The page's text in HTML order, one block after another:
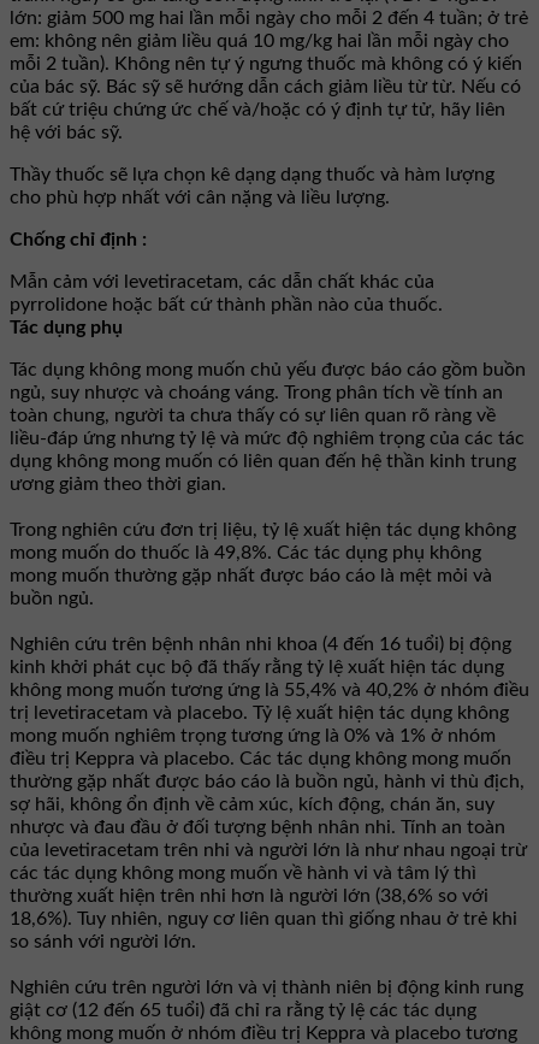
lớn: giảm 500 mg hai lần mỗi ngày cho mỗi 2 đến 4 tuần; ở trẻ
em: không nên giảm liều quá 10 mg/kg hai lần mỗi ngày cho
mỗi 2 tuần). Không nên tự ý ngưng thuốc mà không có ý kiến
của bác sỹ. Bác sỹ sẽ hướng dẫn cách giảm liều từ từ. Nếu có
bất cứ triệu chứng ức chế và/hoặc có ý định tự tử, hãy liên
hệ với bác sỹ.
Thầy thuốc sẽ lựa chọn kê dạng dạng thuốc và hàm lượng
cho phù hợp nhất với cân nặng và liều lượng.
Chống chỉ định :
Mẫn cảm với levetiracetam, các dẫn chất khác của
pyrrolidone hoặc bất cứ thành phần nào của thuốc.
Tác dụng phụ
Tác dụng không mong muốn chủ yếu được báo cáo gồm buồn
ngủ, suy nhược và choáng váng. Trong phân tích về tính an
toàn chung, người ta chưa thấy có sự liên quan rõ ràng về
liều-đáp ứng nhưng tỷ lệ và mức độ nghiêm trọng của các tác
dụng không mong muốn có liên quan đến hệ thần kinh trung
ương giảm theo thời gian.
Trong nghiên cứu đơn trị liệu, tỷ lệ xuất hiện tác dụng không
mong muốn do thuốc là 49,8%. Các tác dụng phụ không
mong muốn thường gặp nhất được báo cáo là mệt mỏi và
buồn ngủ.
Nghiên cứu trên bệnh nhân nhi khoa (4 đến 16 tuổi) bị động
kinh khởi phát cục bộ đã thấy rằng tỷ lệ xuất hiện tác dụng
không mong muốn tương ứng là 55,4% và 40,2% ở nhóm điều
trị levetiracetam và placebo. Tỷ lệ xuất hiện tác dụng không
mong muốn nghiêm trọng tương ứng là 0% và 1% ở nhóm
điều trị Keppra và placebo. Các tác dụng không mong muốn
thường gặp nhất được báo cáo là buồn ngủ, hành vi thù địch,
sợ hãi, không ổn định về cảm xúc, kích động, chán ăn, suy
nhược và đau đầu ở đối tượng bệnh nhân nhi. Tính an toàn
của levetiracetam trên nhi và người lớn là như nhau ngoại trừ
các tác dụng không mong muốn về hành vi và tâm lý thì
thường xuất hiện trên nhi hơn là người lớn (38,6% so với
18,6%). Tuy nhiên, nguy cơ liên quan thì giống nhau ở trẻ khi
so sánh với người lớn.
Nghiên cứu trên người lớn và vị thành niên bị động kinh rung
giật cơ (12 đến 65 tuổi) đã chỉ ra rằng tỷ lệ các tác dụng
không mong muốn ở nhóm điều trị Keppra và placebo tương